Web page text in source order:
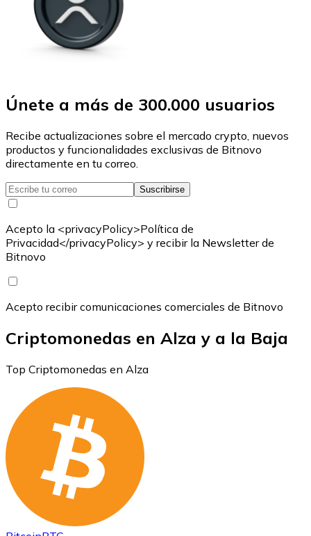
Únete a más de 300.000 usuarios
Recibe actualizaciones sobre el mercado crypto, nuevos
productos y funcionalidades exclusivas de Bitnovo
directamente en tu correo.
Suscribirse
Acepto la <privacyPolicy>Política de
Privacidad</privacyPolicy> y recibir la Newsletter de
Bitnovo
Acepto recibir comunicaciones comerciales de Bitnovo
Criptomonedas en Alza y a la Baja
Top Criptomonedas en Alza